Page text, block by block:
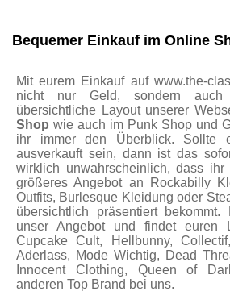
Bequemer Einkauf im Online
Mit eurem Einkauf auf www.the-
nicht nur Geld, sondern
übersichtliche Layout unserer
Shop wie auch im Punk Shop und
ihr immer den Überblick. Sollte
ausverkauft sein, dann ist das
wirklich unwahrscheinlich, dass
größeres Angebot an Rockabilly
Outfits, Burlesque Kleidung oder
übersichtlich präsentiert
unser Angebot und findet euren
Cupcake Cult, Hellbunny,
Aderlass, Mode Wichtig, Dead
Innocent Clothing, Queen of
anderen Top Brand bei uns.